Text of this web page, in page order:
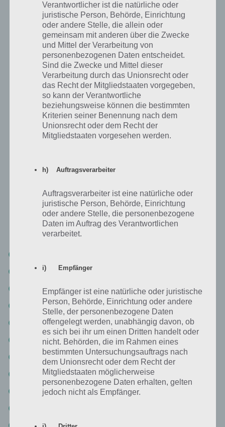
Swampys Geschichte Kapitel 7 Lösung
Hier direkt das Video zur Lösung von Kapitel 7 von Where’s My
Water (Swampys Geschichte):
Level 7-2
Level 7-3 Lösung
Level 7-4 Lösung
Level 7-5 Walkthrough
Level 7-6
Level 7-7
Level 7-8 Lösung
Level 7-9
Level 7-11 Walkthrough
Verantwortlicher ist die natürliche oder
juristische Person, Behörde, Einrichtung
oder andere Stelle, die allein oder
gemeinsam mit anderen über die Zwecke
und Mittel der Verarbeitung von
personenbezogenen Daten entscheidet.
Sind die Zwecke und Mittel dieser
Verarbeitung durch das Unionsrecht oder
das Recht der Mitgliedstaaten vorgegeben,
so kann der Verantwortliche
beziehungsweise können die bestimmten
Kriterien seiner Benennung nach dem
Unionsrecht oder dem Recht der
Mitgliedstaaten vorgesehen werden.
h) Auftragsverarbeiter
Auftragsverarbeiter ist eine natürliche oder
juristische Person, Behörde, Einrichtung
oder andere Stelle, die personenbezogene
Daten im Auftrag des Verantwortlichen
verarbeitet.
i) Empfänger
Empfänger ist eine natürliche oder juristische
Person, Behörde, Einrichtung oder andere
Stelle, der personenbezogene Daten
offengelegt werden, unabhängig davon, ob
es sich bei ihr um einen Dritten handelt oder
nicht. Behörden, die im Rahmen eines
bestimmten Untersuchungsauftrags nach
dem Unionsrecht oder dem Recht der
Mitgliedstaaten möglicherweise
personenbezogene Daten erhalten, gelten
jedoch nicht als Empfänger.